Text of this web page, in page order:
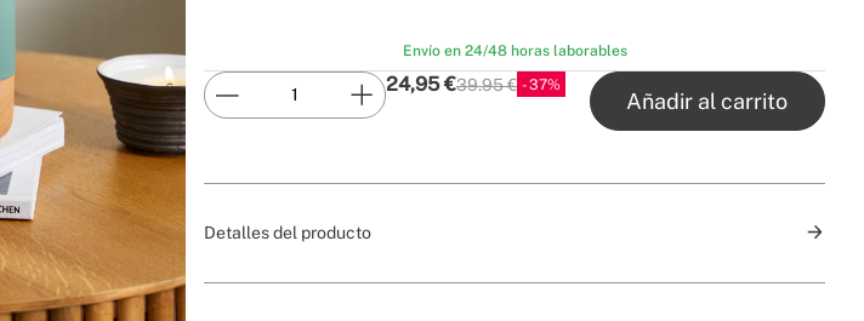
Envío en 24/48 horas laborables
24,95 €P.V.P
39.95 € 37
Añadir al carrito
Detalles del producto